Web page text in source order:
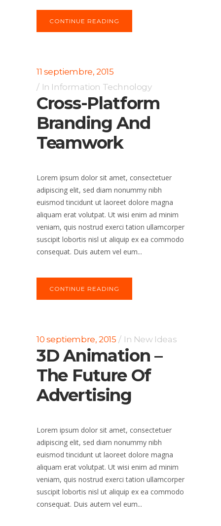
CONTINUE READING
11 septiembre, 2015
In Information Technology
Cross-Platform
Branding And
Teamwork
Lorem ipsum dolor sit amet, consectetuer
adipiscing elit, sed diam nonummy nibh
euismod tincidunt ut laoreet dolore magna
aliquam erat volutpat. Ut wisi enim ad minim
veniam, quis nostrud exerci tation ullamcorper
suscipit lobortis nisl ut aliquip ex ea commodo
consequat. Duis autem vel eum...
CONTINUE READING
10 septiembre, 2015 In New Ideas
3D Animation –
The Future Of
Advertising
Lorem ipsum dolor sit amet, consectetuer
adipiscing elit, sed diam nonummy nibh
euismod tincidunt ut laoreet dolore magna
aliquam erat volutpat. Ut wisi enim ad minim
veniam, quis nostrud exerci tation ullamcorper
suscipit lobortis nisl ut aliquip ex ea commodo
consequat. Duis autem vel eum...